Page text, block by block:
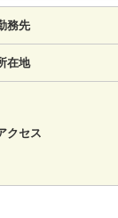
務先
在地
クセス